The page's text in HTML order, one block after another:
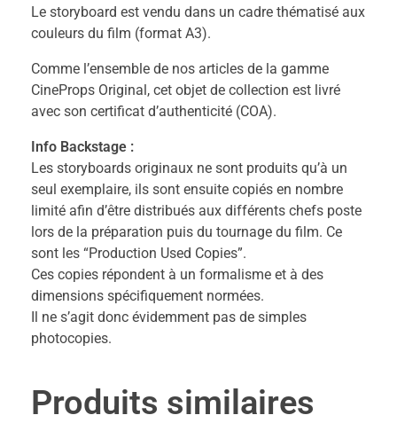
Le storyboard est vendu dans un cadre thématisé aux
couleurs du film (format A3).
Comme l’ensemble de nos articles de la gamme
CineProps Original, cet objet de collection est livré
avec son certificat d’authenticité (COA).
Info Backstage :
Les storyboards originaux ne sont produits qu’à un
seul exemplaire, ils sont ensuite copiés en nombre
limité afin d’être distribués aux différents chefs poste
lors de la préparation puis du tournage du film. Ce
sont les “Production Used Copies”.
Ces copies répondent à un formalisme et à des
dimensions spécifiquement normées.
Il ne s’agit donc évidemment pas de simples
photocopies.
Produits similaires